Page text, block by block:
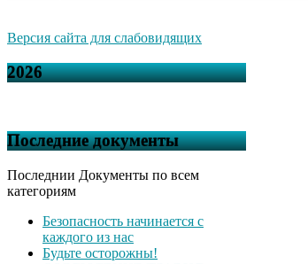
Версия сайта для слабовидящих
2026
Последние документы
Последнии Документы по всем
категориям
Безопасность начинается с
каждого из нас
Будьте осторожны!